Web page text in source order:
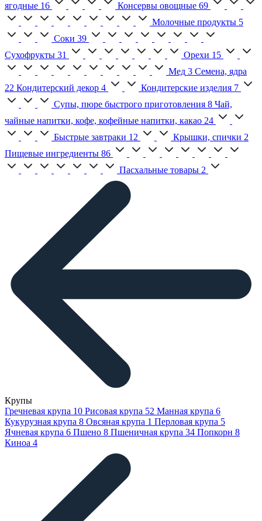
ягодные 16 Консервы овощные 69
Молочные продукты 5
Соки 39
Сухофрукты 31 Орехи 15
Мед 3 Семена, ядра
22 Кондитерский декор 4 Кондитерские изделия 7
Супы, пюре быстрого приготовления 8 Чай,
чайные напитки, кофе, кофейные напитки, какао 24
Быстрые завтраки 12 Крышки, спички 2
Пищевые ингредиенты 86
Пасхальные товары 2
Крупы
Гречневая крупа 10 Рисовая крупа 52 Манная крупа 6
Кукурузная крупа 8 Овсяная крупа 1 Перловая крупа 5
Ячневая крупа 6 Пшено 8 Пшеничная крупа 34 Попкорн 8
Киноа 4